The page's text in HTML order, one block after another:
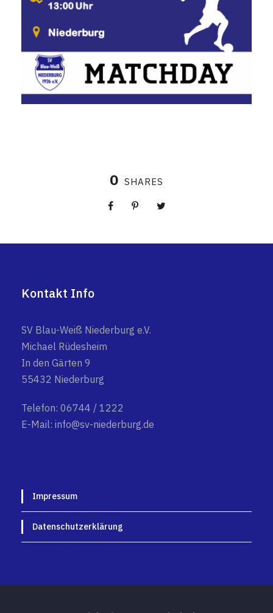
0 SHARES
Kontakt Info
SV Blau-Weiß Niederburg e.V.
Michael Rüdesheim
In den Gärten 9
55432 Niederburg
Telefon: 06744 / 1222
E-Mail: info@sv-niederburg.de
Impressum
Datenschutzerklärung